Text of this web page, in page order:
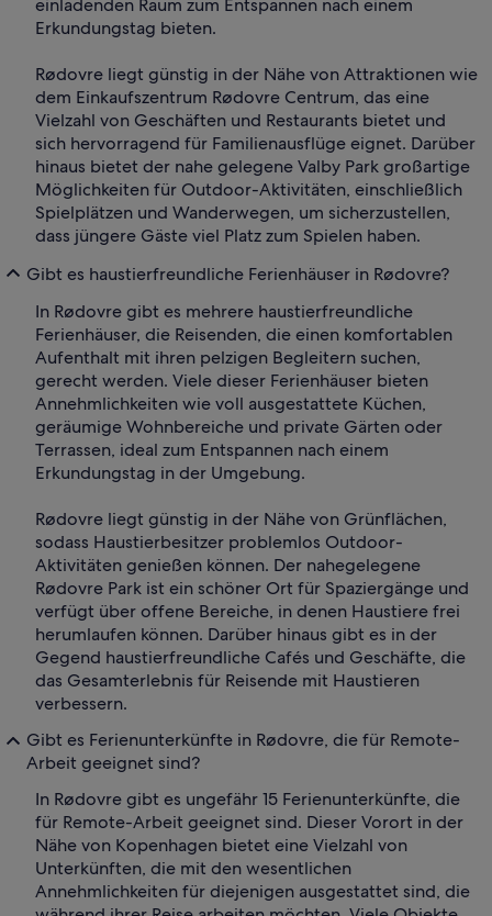
einladenden Raum zum Entspannen nach einem
Erkundungstag bieten.
Rødovre liegt günstig in der Nähe von Attraktionen wie
dem Einkaufszentrum Rødovre Centrum, das eine
Vielzahl von Geschäften und Restaurants bietet und
sich hervorragend für Familienausflüge eignet. Darüber
hinaus bietet der nahe gelegene Valby Park großartige
Möglichkeiten für Outdoor-Aktivitäten, einschließlich
Spielplätzen und Wanderwegen, um sicherzustellen,
dass jüngere Gäste viel Platz zum Spielen haben.
Gibt es haustierfreundliche Ferienhäuser in Rødovre?
In Rødovre gibt es mehrere haustierfreundliche
Ferienhäuser, die Reisenden, die einen komfortablen
Aufenthalt mit ihren pelzigen Begleitern suchen,
gerecht werden. Viele dieser Ferienhäuser bieten
Annehmlichkeiten wie voll ausgestattete Küchen,
geräumige Wohnbereiche und private Gärten oder
Terrassen, ideal zum Entspannen nach einem
Erkundungstag in der Umgebung.
Rødovre liegt günstig in der Nähe von Grünflächen,
sodass Haustierbesitzer problemlos Outdoor-
Aktivitäten genießen können. Der nahegelegene
Rødovre Park ist ein schöner Ort für Spaziergänge und
verfügt über offene Bereiche, in denen Haustiere frei
herumlaufen können. Darüber hinaus gibt es in der
Gegend haustierfreundliche Cafés und Geschäfte, die
das Gesamterlebnis für Reisende mit Haustieren
verbessern.
Gibt es Ferienunterkünfte in Rødovre, die für Remote-
Arbeit geeignet sind?
In Rødovre gibt es ungefähr 15 Ferienunterkünfte, die
für Remote-Arbeit geeignet sind. Dieser Vorort in der
Nähe von Kopenhagen bietet eine Vielzahl von
Unterkünften, die mit den wesentlichen
Annehmlichkeiten für diejenigen ausgestattet sind, die